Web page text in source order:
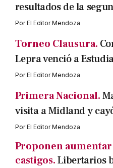
resultados de la
PorEl Editor Mendoza
Torneo Clausura.
Lepra venció a
PorEl Editor Mendoza
Primera Nacional.
visita a Midland y
PorEl Editor Mendoza
Proponen
castigos.Libertarios